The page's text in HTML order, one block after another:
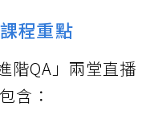
程重點
階QA」兩堂直播
含：